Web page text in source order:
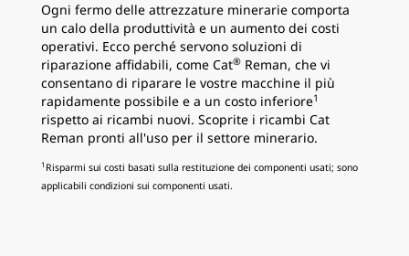
Ogni fermo delle attrezzature minerarie comporta
un calo della produttività e un aumento dei costi
operativi. Ecco perché servono soluzioni di
riparazione affidabili, come Cat® Reman, che vi
consentano di riparare le vostre macchine il più
rapidamente possibile e a un costo inferiore1
rispetto ai ricambi nuovi. Scoprite i ricambi Cat
Reman pronti all'uso per il settore minerario.
1 Risparmi sui costi basati sulla restituzione dei componenti usati; sono
applicabili condizioni sui componenti usati.